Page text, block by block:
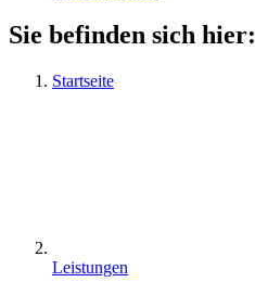
Sie befinden sich hier:
Startseite
Leistungen